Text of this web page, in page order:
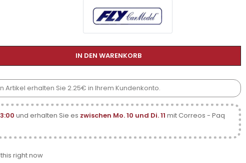
IN DEN WARENKORB
Artikel erhalten Sie 2.25€ in Ihrem Kundenkonto.
und erhalten Sie es zwischen Mo. 10 und Di. 11 mit Correos - Paq
right now